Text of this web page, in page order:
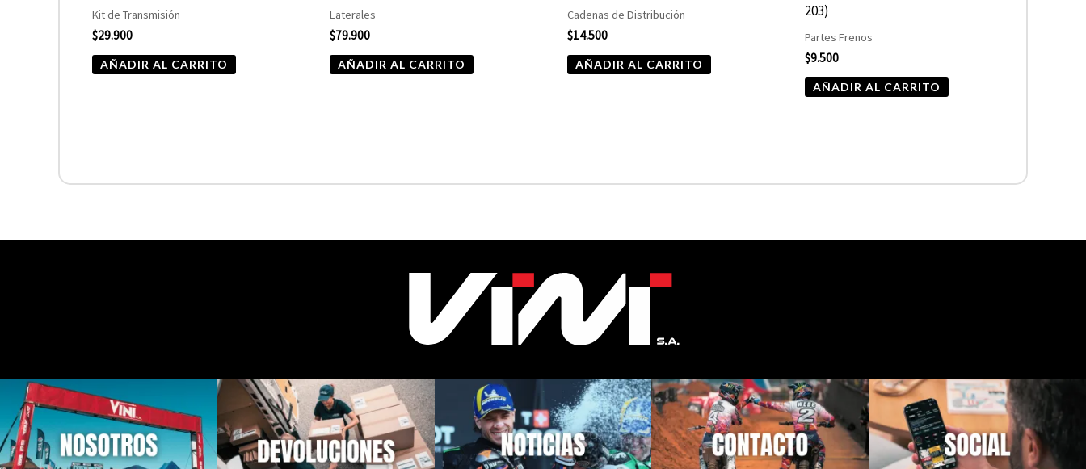
Kit de Transmisión
$29.900
AÑADIR AL CARRITO
Laterales
$79.900
AÑADIR AL CARRITO
Cadenas de Distribución
$14.500
AÑADIR AL CARRITO
203)
Partes Frenos
$9.500
AÑADIR AL CARRITO